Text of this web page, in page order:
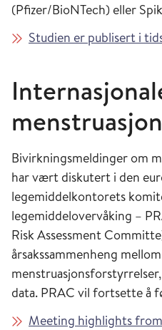
(Pfizer/BioNTech) eller
Studien er publisert i
Bivirkningsmeldinger om
har vært diskutert i den
legemiddelkontorets
legemiddelovervåking –
Risk Assessment
årsakssammenheng
data. PRAC vil fortsette å
Meeting highlights